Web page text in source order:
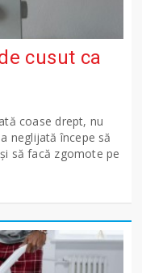
cusut ca
coase drept, nu
neglijată începe să
să facă zgomote pe